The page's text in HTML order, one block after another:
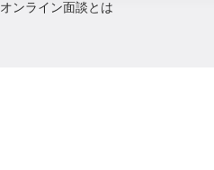
オンライン面談とは